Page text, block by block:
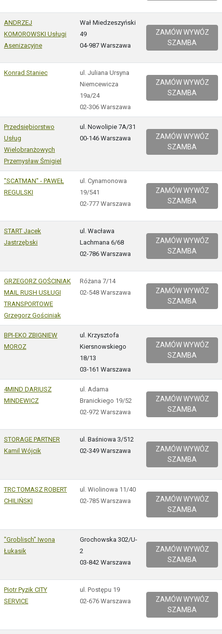
ANDRZEJ
KOMOROWSKI Usługi
Asenizacyjne
Wał Miedzeszyński
49
04-987 Warszawa
ZAMÓW WYWÓZ
SZAMBA
Konrad Staniec
ul. Juliana Ursyna
Niemcewicza
19a/24
02-306 Warszawa
ZAMÓW WYWÓZ
SZAMBA
Przedsiębiorstwo
Usług
Wielobranżowych
Przemysław Śmigiel
ul. Nowolipie 7A/31
00-146 Warszawa
ZAMÓW WYWÓZ
SZAMBA
"SCATMAN" - PAWEŁ
REGULSKI
ul. Cynamonowa
19/541
02-777 Warszawa
ZAMÓW WYWÓZ
SZAMBA
START Jacek
Jastrzębski
ul. Wacława
Lachmana 6/68
02-786 Warszawa
ZAMÓW WYWÓZ
SZAMBA
GRZEGORZ GOŚCINIAK
MAIL RUSH USŁUGI
TRANSPORTOWE
Grzegorz Gościniak
Różana 7/14
02-548 Warszawa
ZAMÓW WYWÓZ
SZAMBA
BPI-EKO ZBIGNIEW
MOROZ
ul. Krzysztofa
Kiersnowskiego
18/13
03-161 Warszawa
ZAMÓW WYWÓZ
SZAMBA
4MIND DARIUSZ
MINDEWICZ
ul. Adama
Branickiego 19/52
02-972 Warszawa
ZAMÓW WYWÓZ
SZAMBA
STORAGE PARTNER
Kamil Wójcik
ul. Baśniowa 3/512
02-349 Warszawa
ZAMÓW WYWÓZ
SZAMBA
TRC TOMASZ ROBERT
CHILIŃSKI
ul. Wiolinowa 11/40
02-785 Warszawa
ZAMÓW WYWÓZ
SZAMBA
"Groblisch" Iwona
Łukasik
Grochowska 302/U-
2
03-842 Warszawa
ZAMÓW WYWÓZ
SZAMBA
Piotr Pyzik CITY
SERVICE
ul. Postępu 19
02-676 Warszawa
ZAMÓW WYWÓZ
SZAMBA